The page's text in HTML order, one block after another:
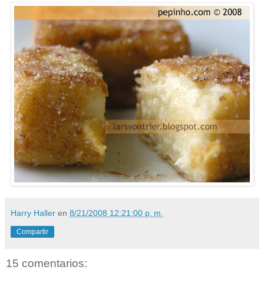
Harry Haller en 8/21/2008 12:21:00 p. m.
Compartir
15 comentarios: